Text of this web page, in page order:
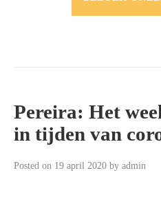
Pereira: Het
in tijden van
Posted on 19 april 2020 by admin